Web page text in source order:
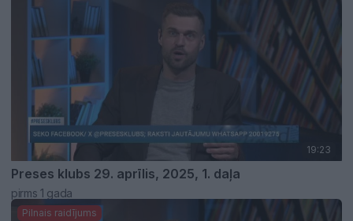
19:23
Preses klubs 29. aprīlis, 2025, 1. daļa
pirms 1 gada
Pilnais raidījums